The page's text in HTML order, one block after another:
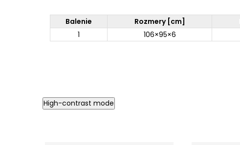
Balenie Rozmery [cm]
1
106×95×6
High-contrast mode